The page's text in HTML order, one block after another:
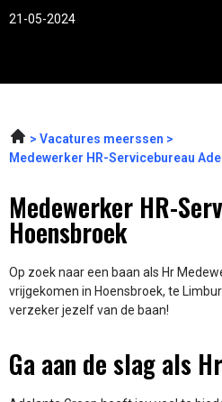
21-05-2024
Vacatures meerssen
Medewerker HR-Servicebureau
Medewerker HR-
Hoensbroek
Op zoek naar een baan als Hr
vrijgekomen in Hoensbroek, te
verzeker jezelf van de baan!
Ga aan de slag als